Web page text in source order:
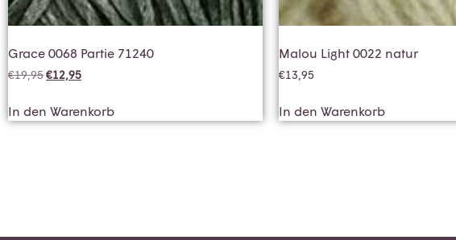
Grace 0068 Partie 71240
€19,95€12,95
In den Warenkorb
Malou Light 0022 natur
€13,95
In den Warenkorb